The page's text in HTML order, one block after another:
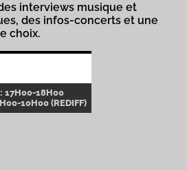
interviews musique et
des infos-concerts et une
choix.
17H00-18H00
10H00 (REDIFF)